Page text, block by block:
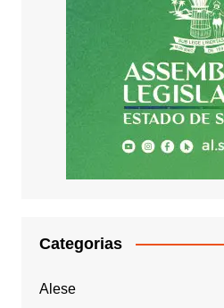
Categorias
Alese